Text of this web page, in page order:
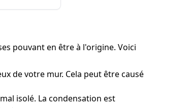
pouvant en être à l'origine. Voici
de votre mur. Cela peut être causé
isolé. La condensation est